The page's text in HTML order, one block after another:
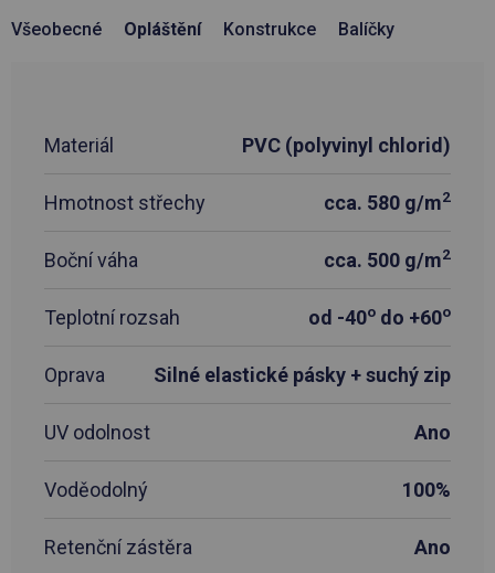
Všeobecné Opláštění Konstrukce Balíčky
Materiál PVC (polyvinyl chlorid)
Hmotnost střechy cca. 580 g/m2
Boční váha cca. 500 g/m2
Teplotní rozsah od -40o do +60o
Oprava Silné elastické pásky + suchý zip
UV odolnost Ano
Voděodolný 100%
Retenční zástěra Ano